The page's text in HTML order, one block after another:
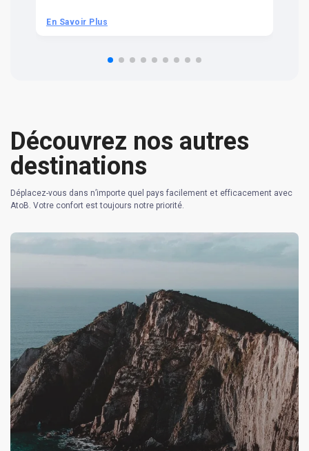
En Savoir Plus
Découvrez nos autres
destinations
Déplacez-vous dans n’importe quel pays facilement et efficacement avec
AtoB. Votre confort est toujours notre priorité.